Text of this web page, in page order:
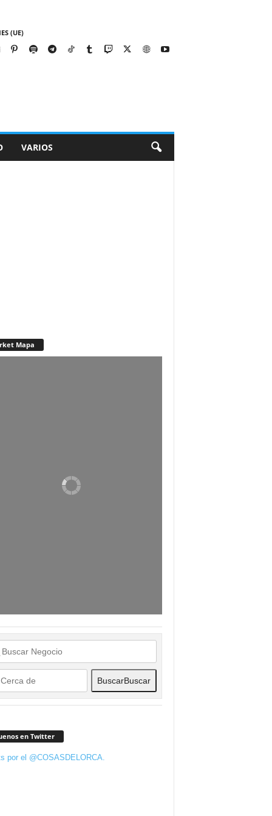
(UE)
VARIOS
Mapa
BuscarBuscar
en Twitter
por el @COSASDELORCA.